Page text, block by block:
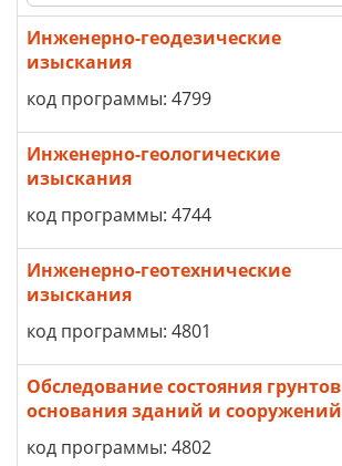
Инженерно-геодезические
изыскания
код программы: 4799
Инженерно-геологические
изыскания
код программы: 4744
Инженерно-геотехнические
изыскания
код программы: 4801
Обследование состояния грунтов
основания зданий и сооружений
код программы: 4802